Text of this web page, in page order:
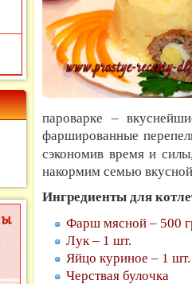
пароварке –
фаршированные
сэкономив время и
накормим семью
Ингредиенты для
Фарш мясной – 500
Лук – 1 шт.
Яйцо куриное – 1 шт.
Черствая булочка